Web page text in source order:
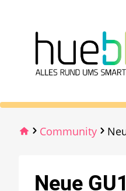
Community
Neue